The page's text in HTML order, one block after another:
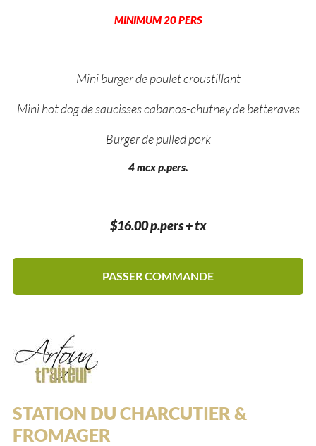
MINIMUM 20 PERS
Mini burger de poulet croustillant
Mini hot dog de saucisses cabanos-chutney de betteraves
Burger de pulled pork
4 mcx p.pers.
$16.00 p.pers + tx
PASSER COMMANDE
STATION DU CHARCUTIER &
FROMAGER